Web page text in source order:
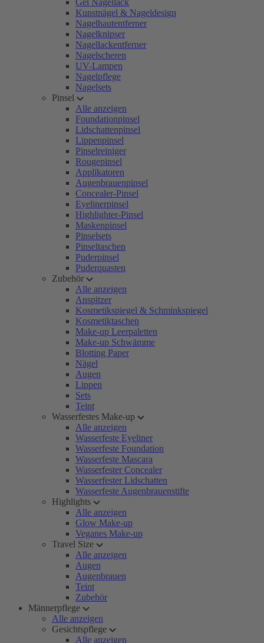
Gel Nagellack
Kunstnägel & Nageldesign
Nagelhautentferner
Nagelknipser
Nagellackentferner
Nagelscheren
UV-Lampen
Nagelpflege
Nagelsets
Pinsel
Alle anzeigen
Foundationpinsel
Lidschattenpinsel
Lippenpinsel
Pinselreiniger
Rougepinsel
Applikatoren
Augenbrauenpinsel
Concealer-Pinsel
Eyelinerpinsel
Highlighter-Pinsel
Maskenpinsel
Pinselsets
Pinseltaschen
Puderpinsel
Puderquasten
Zubehör
Alle anzeigen
Anspitzer
Kosmetikspiegel & Schminkspiegel
Kosmetiktaschen
Make-up Leerpaletten
Make-up Schwämme
Blotting Paper
Nägel
Augen
Lippen
Sets
Teint
Wasserfestes Make-up
Alle anzeigen
Wasserfeste Eyeliner
Wasserfeste Foundation
Wasserfeste Mascara
Wasserfester Concealer
Wasserfester Lidschatten
Wasserfeste Augenbrauenstifte
Highlights
Alle anzeigen
Glow Make-up
Veganes Make-up
Travel Size
Alle anzeigen
Augen
Augenbrauen
Teint
Zubehör
Männerpflege
Alle anzeigen
Gesichtspflege
Alle anzeigen